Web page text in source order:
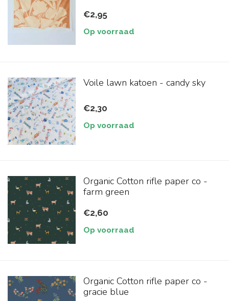
€2,95
Op voorraad
Voile lawn katoen - candy sky
€2,30
Op voorraad
Organic Cotton rifle paper co -
farm green
€2,60
Op voorraad
Organic Cotton rifle paper co -
gracie blue